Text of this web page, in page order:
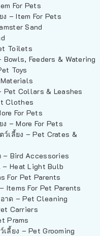
For Pets
– Item For Pets
Sand
Toilets
Feeders & Watering
Toys
Pet Collars & Leashes
Clothes
For Pets
– More For Pets
เลี้ยง – Pet Crates &
Bird Accessories
Heat Light Bulb
For Pet Parents
Items For Pet Parents
ด – Pet Cleaning
Carriers
Prams
ลี้ยง – Pet Grooming